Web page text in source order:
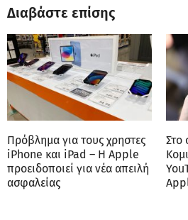
Διαβάστε επίσης
Πρόβλημα για τους χρηστες
iPhone και iPad – Η Apple
προειδοποιεί για νέα απειλή
ασφαλείας
Στο